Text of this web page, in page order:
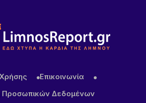
για τον τουρισμό στο Βόρειο
επενδύσεις σε Λήμνο,
Επικοινωνία
Προσωπικών Δεδομένων